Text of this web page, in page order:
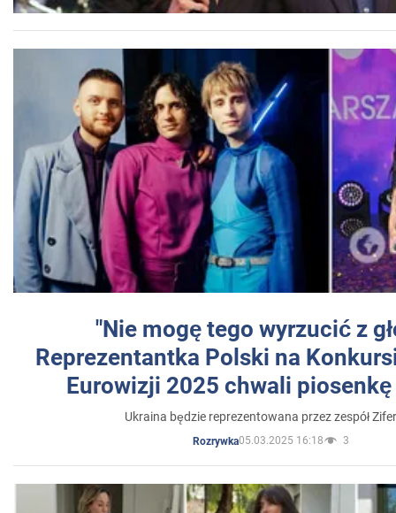
"Nie mogę tego wyrzucić z
Reprezentantka Polski na
Eurowizji 2025 chwali
Ukraina będzie reprezentowana przez zespół
Rozrywka05.03.2025 16:18 3